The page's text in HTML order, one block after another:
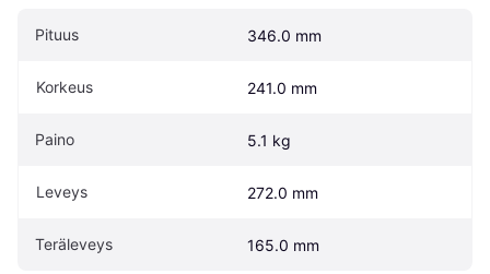
Pituus 346.0 mm
Korkeus 241.0 mm
Paino 5.1 kg
Leveys 272.0 mm
Teräleveys 165.0 mm